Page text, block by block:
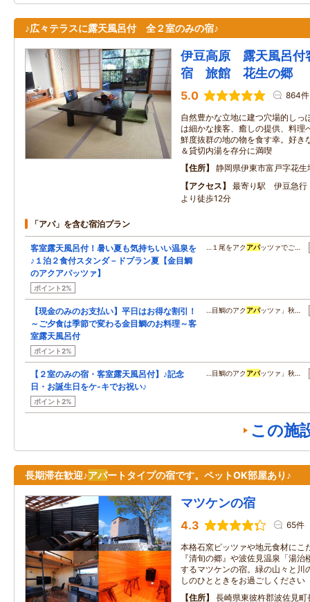
♪広々テラスに露天風呂付 全２室のみの宿♪
伊豆高原 露天風呂
宿 旅館 花生の郷
5.0 864件
自然豊かな立地に建つ穴場的しっ
は細かな接客、癒しの提供、料
鮮度抜群の地の物を食す幸。好き
＆貸切内湯を存分に満喫
住所
静岡県伊東市富戸字花生
アクセス
最寄り駅 伊豆急
より徒歩12分
「アパ」を含む宿泊プラン
客室露天風呂付！暑い夏も気持ちいい温泉を
♪１泊２食付スタンダ－ドプラン夏【金目鯛
のアクアパッツァ】
ポイント2%
…１尾をアクアパッツァでご…
【現金のみのお支払い】平日はお得な割引！
～ご夕食は季節で変わる金目鯛のお料理～客
室露天風呂付
ポイント2%
…目鯛のアクアパッツァ」秋…
【２室のみの宿・客室露天風呂付】♪記念
日・お誕生日をケ-キでお祝い♪
ポイント2%
…目鯛のアクアパッツァ」秋…
この施
長期滞在歓迎♪アパートタイプの宿です。ペットOK部屋あり♪
マツケンの宿
4.3 65件
本格石窯ピッツァや地元食材にこ
『清旬の郷』や波佐見温泉「湯
するマツケンの宿。緑の山々と川
しのひとときをお過ごしください
住所
長崎県東彼杵郡波佐見